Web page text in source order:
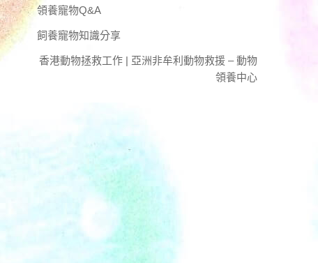
領養寵物Q&A
飼養寵物知識分享
香港動物拯救工作 | 亞洲非牟利動物救援 – 動物
領養中心